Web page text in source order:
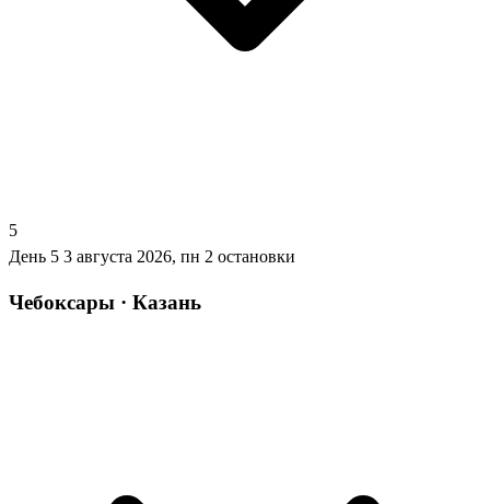
5
День 5 3 августа 2026, пн 2 остановки
Чебоксары · Казань